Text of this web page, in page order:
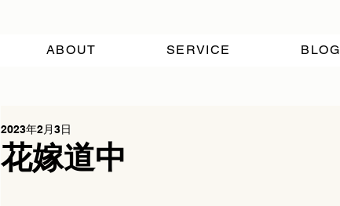
ABOUT SERVICE BLOG
花嫁道中
2023年2月3日